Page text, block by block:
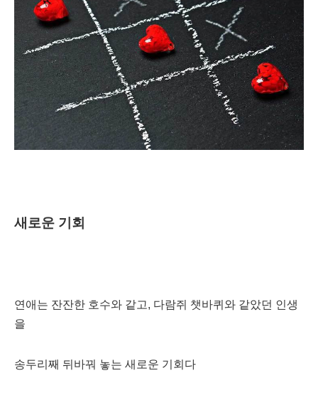
새로운 기회
연애는 잔잔한 호수와 같고, 다람쥐 챗바퀴와 같았던 인생
을
송두리째 뒤바꿔 놓는 새로운 기회다